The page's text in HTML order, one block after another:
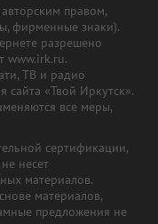
правом,
фирменные знаки).
разрешено
www.irk.ru.
ТВ и радио
сайта «Твой Иркутск».
все меры,
сертификации,
несет
материалов.
материалов,
предложения не